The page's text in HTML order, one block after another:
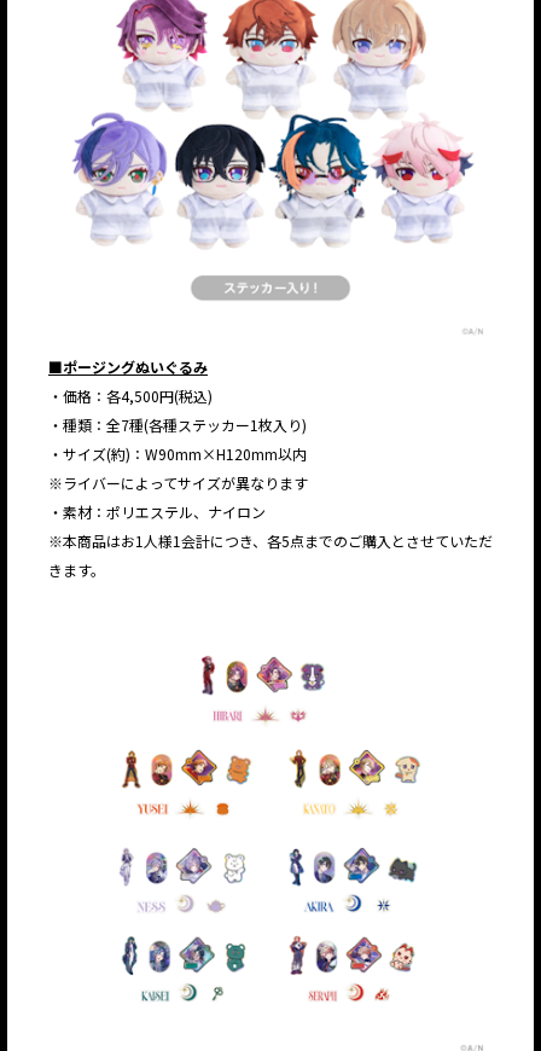
■ポージングぬいぐるみ
・価格：各4,500円(税込)
・種類：全7種(各種ステッカー1枚入り)
・サイズ(約)：W90mm×H120mm以内
※ライバーによってサイズが異なります
・素材：ポリエステル、ナイロン
※本商品はお1人様1会計につき、各5点までのご購入とさせていただ
きます。